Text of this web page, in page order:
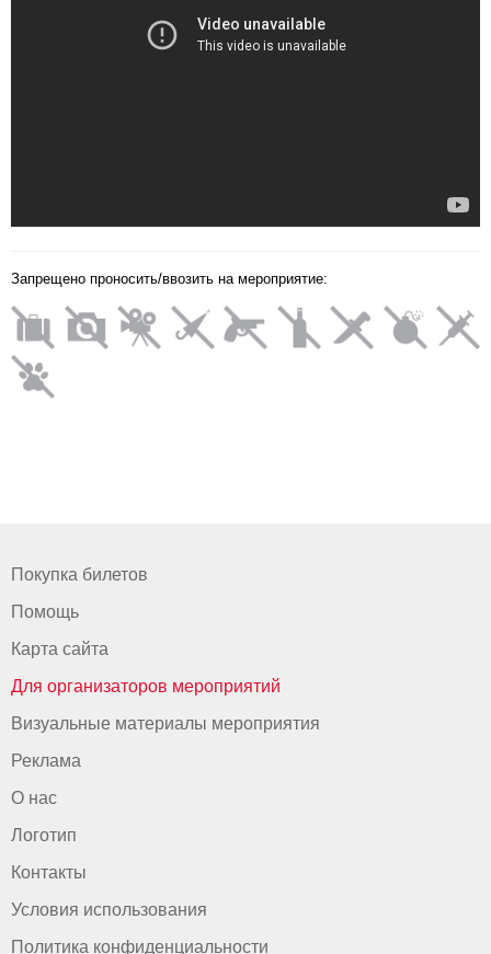
Запрещено проносить/ввозить на мероприятие:
Покупка билетов
Помощь
Карта сайта
Для организаторов мероприятий
Визуальные материалы мероприятия
Реклама
О нас
Логотип
Контакты
Условия использования
Политика конфиденциальности